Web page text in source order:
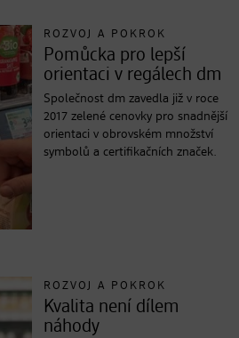
ROZVOJ A POKROK
Pomůcka pro lepší
orientaci v regálech dm
Společnost dm zavedla již v roce
2017 zelené cenovky pro snadnější
orientaci v obrovském množství
symbolů a certifikačních značek.
ROZVOJ A POKROK
Kvalita není dílem
náhody